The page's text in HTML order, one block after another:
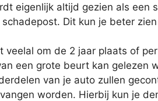
eigenlijk altijd gezien als een
Dit kun je beter
veelal om de 2 jaar plaats of
een grote beurt kan gelezen
van je auto zullen
worden. Hierbij kun je